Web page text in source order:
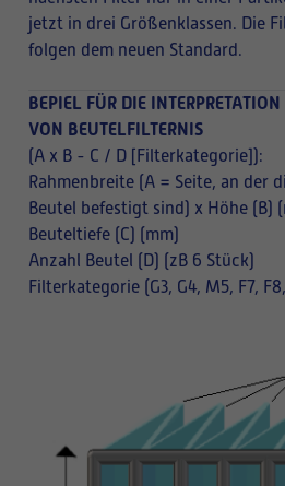
jetzt in drei Größenklassen. Die
folgen dem neuen Standard.
BEPIEL FÜR DIE
VON BEUTELFILTERNIS
(A x B - C / D [Filterkategorie]):
Rahmenbreite (A = Seite, an der
Beutel befestigt sind) x Höhe (B)
Beuteltiefe (C) (mm)
Anzahl Beutel (D) (zB 6 Stück)
Filterkategorie (G3, G4, M5, F7,